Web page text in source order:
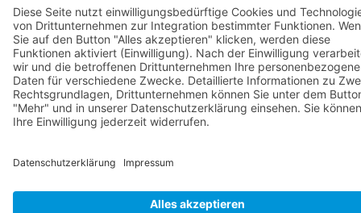
Nach oben